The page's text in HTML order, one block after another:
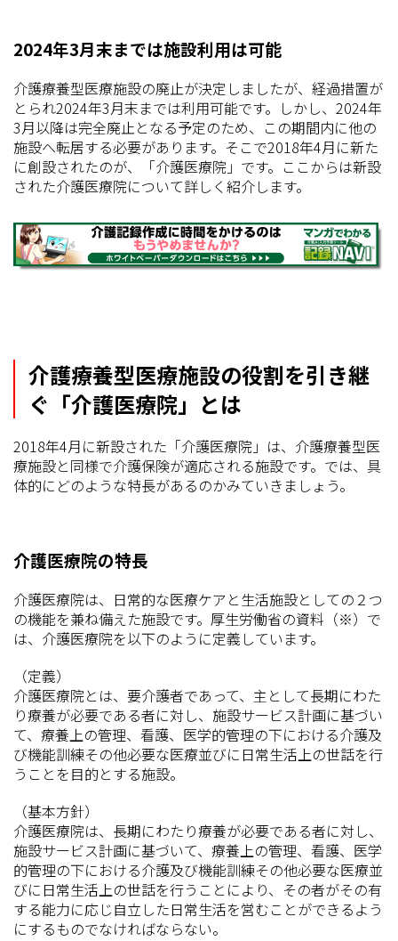
2024年3月末までは施設利用は可能
介護療養型医療施設の廃止が決定しましたが、経過措置が
とられ2024年3月末までは利用可能です。しかし、2024年
3月以降は完全廃止となる予定のため、この期間内に他の
施設へ転居する必要があります。そこで2018年4月に新た
に創設されたのが、「介護医療院」です。ここからは新設
された介護医療院について詳しく紹介します。
介護療養型医療施設の役割を引き継
ぐ「介護医療院」とは
2018年4月に新設された「介護医療院」は、介護療養型医
療施設と同様で介護保険が適応される施設です。では、具
体的にどのような特長があるのかみていきましょう。
介護医療院の特長
介護医療院は、日常的な医療ケアと生活施設としての２つ
の機能を兼ね備えた施設です。厚生労働省の資料（※）で
は、介護医療院を以下のように定義しています。
（定義）
介護医療院とは、要介護者であって、主として長期にわた
り療養が必要である者に対し、施設サービス計画に基づい
て、療養上の管理、看護、医学的管理の下における介護及
び機能訓練その他必要な医療並びに日常生活上の世話を行
うことを目的とする施設。
（基本方針）
介護医療院は、長期にわたり療養が必要である者に対し、
施設サービス計画に基づいて、療養上の管理、看護、医学
的管理の下における介護及び機能訓練その他必要な医療並
びに日常生活上の世話を行うことにより、その者がその有
する能力に応じ自立した日常生活を営むことができるよう
にするものでなければならない。